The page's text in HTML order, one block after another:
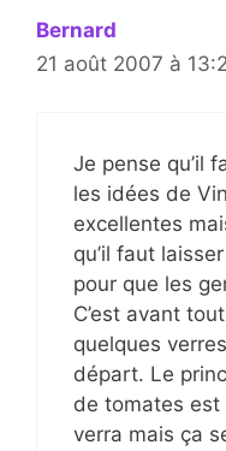
Bernard
21 août 2007 à
Je pense qu’il
les idées de
excellentes
qu’il faut
pour que les
C’est avant
quelques
départ. Le
de tomates est
verra mais ça